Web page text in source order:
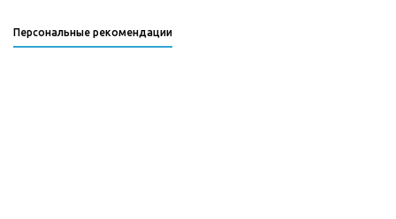
Персональные рекомендации